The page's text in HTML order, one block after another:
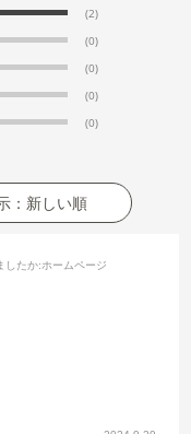
(2)
(0)
(0)
(0)
(0)
：新しい順
したか:ホームページ